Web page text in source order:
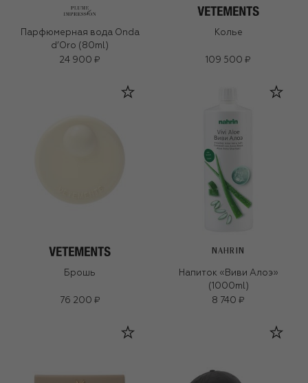
Парфюмерная вода Onda
d’Oro (80ml)
24 900 ₽
Колье
109 500 ₽
Брошь
76 200 ₽
NAHRIN
Напиток «Виви Алоэ»
(1000ml)
8 740 ₽